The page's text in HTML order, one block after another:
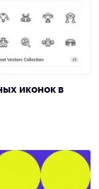
иконок в